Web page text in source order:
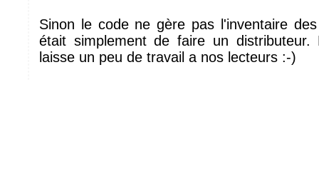
Sinon le code ne gère pas l'inventaire
était simplement de faire un
laisse un peu de travail a nos lecteurs :-)